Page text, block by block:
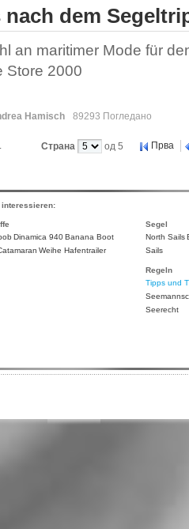
nach dem
an maritimer Mode für
Store 2000
Hamisch 89293 Погледано
Страна од 5 Прва
interessieren:
Dinamica 940Banana Boot
Weihe Hafentrailer
Segel
North Sails
Sails
Regeln
Tipps und
Seerecht